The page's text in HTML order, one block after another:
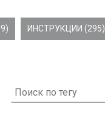
ИНСТРУКЦИИ (295)